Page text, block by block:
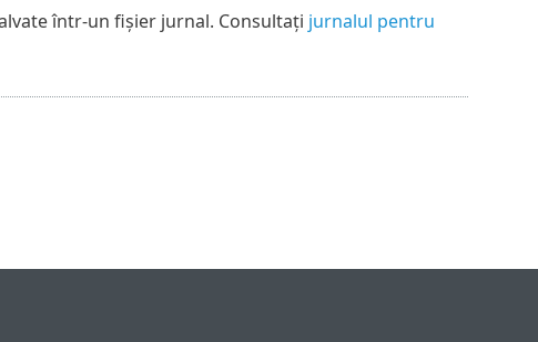
într-un fișier jurnal. Consultați jurnalul pentru